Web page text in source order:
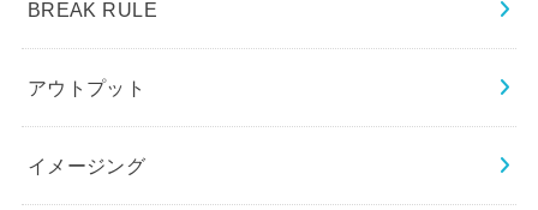
BREAK RULE
アウトプット
イメージング